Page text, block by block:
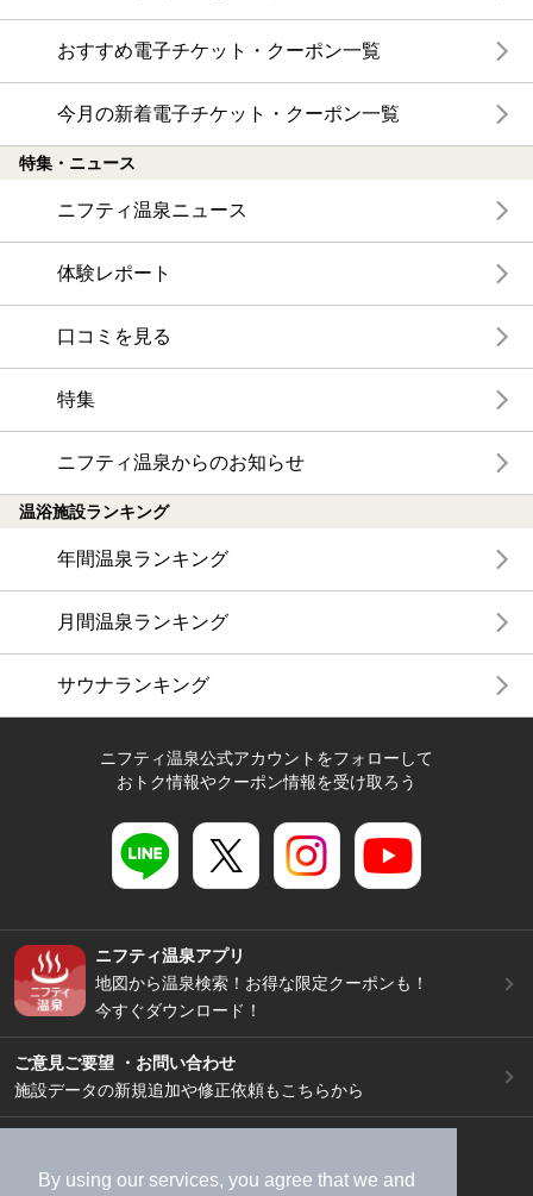
By using our services, you agree that we and
おすすめ電子チケット・クーポン一覧
今月の新着電子チケット・クーポン一覧
特集・ニュース
ニフティ温泉ニュース
体験レポート
口コミを見る
特集
ニフティ温泉からのお知らせ
温浴施設ランキング
年間温泉ランキング
月間温泉ランキング
サウナランキング
ニフティ温泉公式アカウントをフォローして
おトク情報やクーポン情報を受け取ろう
ニフティ温泉アプリ
地図から温泉検索！お得な限定クーポンも！
今すぐダウンロード！
ご意見ご要望 ・お問い合わせ
施設データの新規追加や修正依頼もこちらから
加盟店募集（資料請求）
広告出稿のご案内